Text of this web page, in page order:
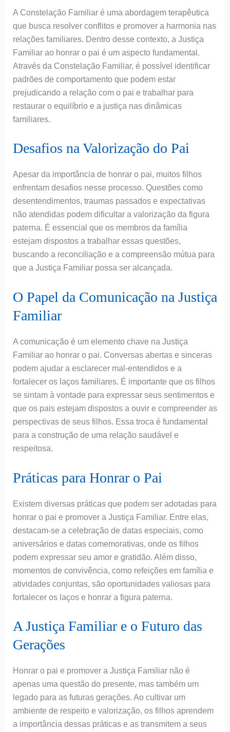
A Constelação Familiar é uma abordagem terapêutica
que busca resolver conflitos e promover a harmonia nas
relações familiares. Dentro desse contexto, a Justiça
Familiar ao honrar o pai é um aspecto fundamental.
Através da Constelação Familiar, é possível identificar
padrões de comportamento que podem estar
prejudicando a relação com o pai e trabalhar para
restaurar o equilíbrio e a justiça nas dinâmicas
familiares.
Desafios na Valorização do Pai
Apesar da importância de honrar o pai, muitos filhos
enfrentam desafios nesse processo. Questões como
desentendimentos, traumas passados e expectativas
não atendidas podem dificultar a valorização da figura
paterna. É essencial que os membros da família
estejam dispostos a trabalhar essas questões,
buscando a reconciliação e a compreensão mútua para
que a Justiça Familiar possa ser alcançada.
O Papel da Comunicação na Justiça
Familiar
A comunicação é um elemento chave na Justiça
Familiar ao honrar o pai. Conversas abertas e sinceras
podem ajudar a esclarecer mal-entendidos e a
fortalecer os laços familiares. É importante que os filhos
se sintam à vontade para expressar seus sentimentos e
que os pais estejam dispostos a ouvir e compreender as
perspectivas de seus filhos. Essa troca é fundamental
para a construção de uma relação saudável e
respeitosa.
Práticas para Honrar o Pai
Existem diversas práticas que podem ser adotadas para
honrar o pai e promover a Justiça Familiar. Entre elas,
destacam-se a celebração de datas especiais, como
aniversários e datas comemorativas, onde os filhos
podem expressar seu amor e gratidão. Além disso,
momentos de convivência, como refeições em família e
atividades conjuntas, são oportunidades valiosas para
fortalecer os laços e honrar a figura paterna.
A Justiça Familiar e o Futuro das
Gerações
Honrar o pai e promover a Justiça Familiar não é
apenas uma questão do presente, mas também um
legado para as futuras gerações. Ao cultivar um
ambiente de respeito e valorização, os filhos aprendem
a importância dessas práticas e as transmitem a seus